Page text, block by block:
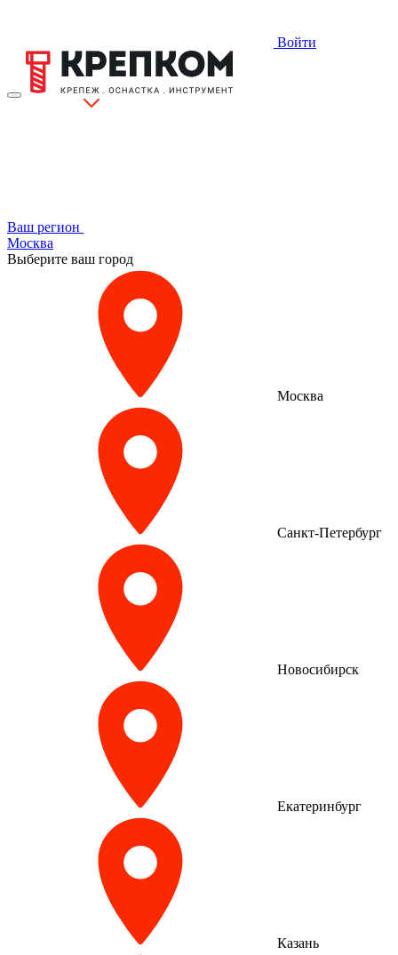
Войти
Ваш регион
Москва
Выберите ваш город
Москва
Санкт-Петербург
Новосибирск
Екатеринбург
Казань